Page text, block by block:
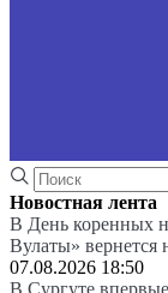
Новостная лента
В День коренных
Вулаты» вернется
07.08.2026 18:50
В Сургуте